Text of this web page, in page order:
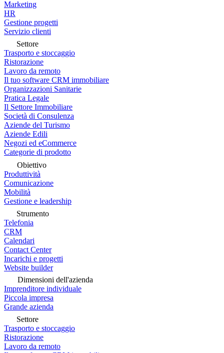
Marketing
HR
Gestione progetti
Servizio clienti
Settore
Trasporto e stoccaggio
Ristorazione
Lavoro da remoto
Il tuo software CRM immobiliare
Organizzazioni Sanitarie
Pratica Legale
Il Settore Immobiliare
Società di Consulenza
Aziende del Turismo
Aziende Edili
Negozi ed eCommerce
Categorie di prodotto
Obiettivo
Produttività
Comunicazione
Mobilità
Gestione e leadership
Strumento
Telefonia
CRM
Calendari
Contact Center
Incarichi e progetti
Website builder
Dimensioni dell'azienda
Imprenditore individuale
Piccola impresa
Grande azienda
Settore
Trasporto e stoccaggio
Ristorazione
Lavoro da remoto